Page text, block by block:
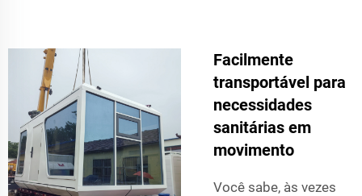
Facilmente
transportável para
necessidades
sanitárias em
movimento
Você sabe, às vezes